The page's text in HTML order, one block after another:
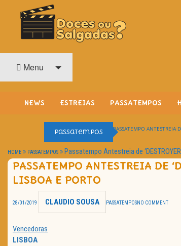
O Cinema? Uma Paixão!!
Menu
NEWS ESTREIAS PASSATEMPOS
Passatempos PASSATEMPO ANTESTREIA
HOME » PASSATEMPOS »Passatempo Antestreia de
PASSATEMPO ANTESTREIA DE
LISBOA E PORTO
28/01/2019 CLAUDIO SOUSA PASSATEMPOSNO COMMENT
Vencedoras
LISBOA